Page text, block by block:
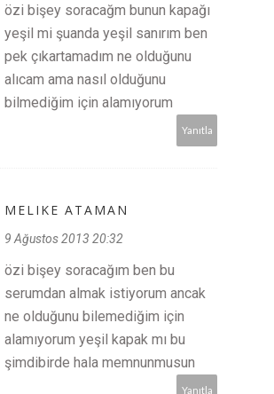
özi bişey soracağm bunun kapağı
yeşil mi şuanda yeşil sanırım ben
pek çıkartamadım ne olduğunu
alıcam ama nasıl olduğunu
bilmediğim için alamıyorum
Yanıtla
MELIKE ATAMAN
9 Ağustos 2013 20:32
özi bişey soracağım ben bu
serumdan almak istiyorum ancak
ne olduğunu bilemediğim için
alamıyorum yeşil kapak mı bu
şimdibirde hala memnunmusun
Yanıtla